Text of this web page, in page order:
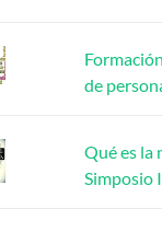
de
Qué es la
Simposio